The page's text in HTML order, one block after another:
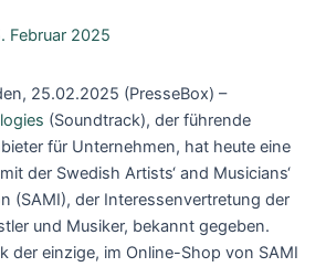
Februar 2025
25.02.2025 (PresseBox) –
(Soundtrack), der führende
für Unternehmen, hat heute eine
der Swedish Artists‘ and Musicians‘
(SAMI), der Interessenvertretung der
und Musiker, bekannt gegeben.
der einzige, im Online-Shop von SAMI